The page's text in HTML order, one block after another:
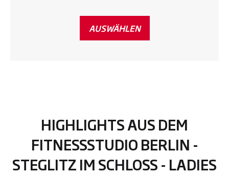
AUSWÄHLEN
HIGHLIGHTS AUS DEM
FITNESSSTUDIO BERLIN -
STEGLITZ IM SCHLOSS - LADIES